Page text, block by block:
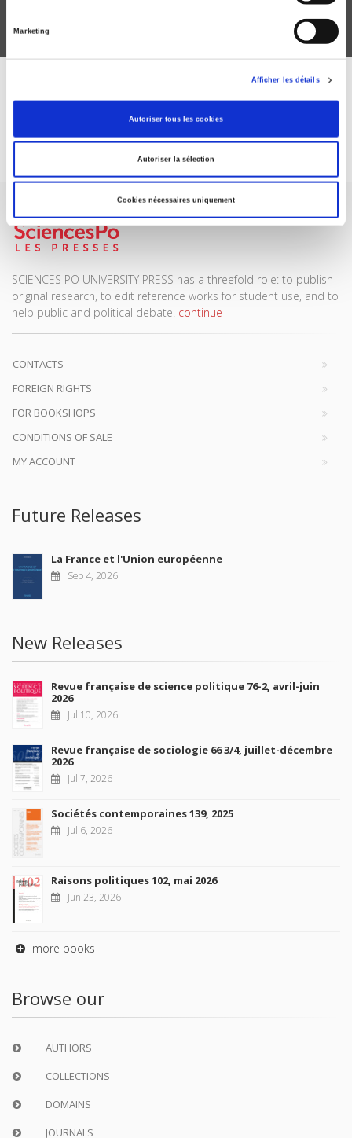
Marketing
Afficher les détails
Autoriser tous les cookies
Autoriser la sélection
Cookies nécessaires uniquement
DISCOVER OUR JOURNALS
Subscribe today
SCIENCES PO UNIVERSITY PRESS has a threefold role: to publish
original research, to edit reference works for student use, and to
help public and political debate. continue
CONTACTS
FOREIGN RIGHTS
FOR BOOKSHOPS
CONDITIONS OF SALE
MY ACCOUNT
Future Releases
La France et l'Union européenne
Sep 4, 2026
New Releases
Revue française de science politique 76-2, avril-juin
2026
Jul 10, 2026
Revue française de sociologie 66 3/4, juillet-décembre
2026
Jul 7, 2026
Sociétés contemporaines 139, 2025
Jul 6, 2026
Raisons politiques 102, mai 2026
Jun 23, 2026
more books
Browse our
AUTHORS
COLLECTIONS
DOMAINS
JOURNALS